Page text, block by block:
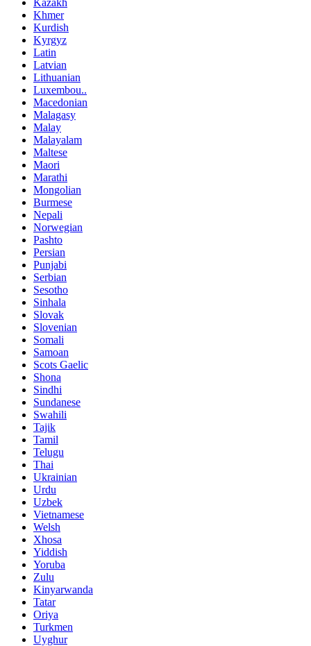
Kazakh
Khmer
Kurdish
Kyrgyz
Latin
Latvian
Lithuanian
Luxembou..
Macedonian
Malagasy
Malay
Malayalam
Maltese
Maori
Marathi
Mongolian
Burmese
Nepali
Norwegian
Pashto
Persian
Punjabi
Serbian
Sesotho
Sinhala
Slovak
Slovenian
Somali
Samoan
Scots Gaelic
Shona
Sindhi
Sundanese
Swahili
Tajik
Tamil
Telugu
Thai
Ukrainian
Urdu
Uzbek
Vietnamese
Welsh
Xhosa
Yiddish
Yoruba
Zulu
Kinyarwanda
Tatar
Oriya
Turkmen
Uyghur